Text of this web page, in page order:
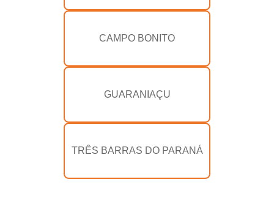
CAMPO BONITO
GUARANIAÇU
TRÊS BARRAS DO PARANÁ